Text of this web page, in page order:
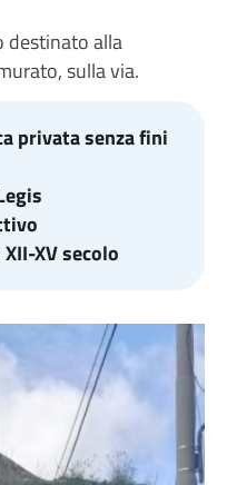
destinato alla
sulla via.
privata senza fini
XII-XV secolo